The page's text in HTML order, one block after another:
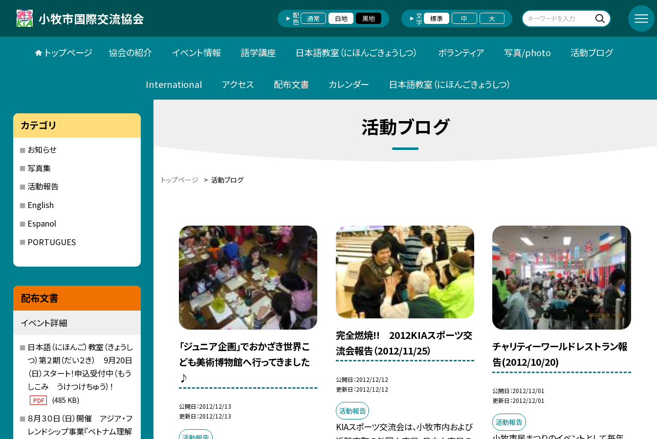
小牧市国際交流協会 配色 通常 白地 黒地 文字 標準 中 大
トップページ 協会の紹介 イベント情報 語学講座 日本語教室（にほんごきょうしつ） ボランティア 写真/photo 活動ブログ
International アクセス 配布文書 カレンダー 日本語教室（にほんごきょうしつ）
活動ブログ
トップページ > 活動ブログ
「ジュニア企画」でおかざき世界こ
ども美術博物館へ行ってきました
♪
公開日 2012/12/13
更新日 2012/12/13
完全燃焼!! 2012KIAスポーツ交
流会報告（2012/11/25）
公開日 2012/12/12
更新日 2012/12/12
活動報告
KIAスポーツ交流会は、小牧市内および
チャリティーワールドレストラン報
告(2012/10/20)
公開日 2012/12/01
更新日 2012/12/01
活動報告
カテゴリ
お知らせ
写真集
活動報告
English
Espanol
PORTUGUES
配布文書
イベント詳細
日本語（にほんご）教室（きょうし
つ）第２期（だい２き） 9月20日
（日）スタート！申込受付中（もう
しこみ うけつけちゅう）！
PDF (485 KB)
８月３０日（日）開催 アジア・フ
レンドシップ事業『ベトナム理解